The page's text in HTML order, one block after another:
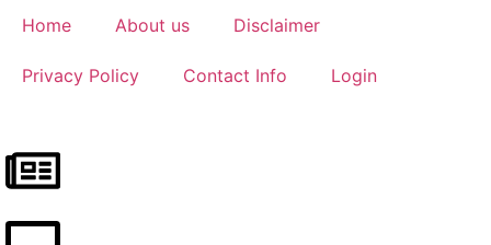
Home About us Disclaimer
Privacy Policy Contact Info Login